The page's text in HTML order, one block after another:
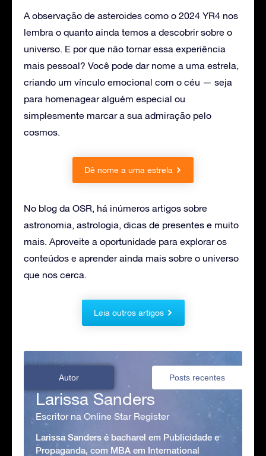
A observação de asteroides como o 2024 YR4 nos
lembra o quanto ainda temos a descobrir sobre o
universo. E por que não tornar essa experiência
mais pessoal? Você pode dar nome a uma estrela,
criando um vínculo emocional com o céu — seja
para homenagear alguém especial ou
simplesmente marcar a sua admiração pelo
cosmos.
Dê nome a uma estrela
No blog da OSR, há inúmeros artigos sobre
astronomia, astrologia, dicas de presentes e muito
mais. Aproveite a oportunidade para explorar os
conteúdos e aprender ainda mais sobre o universo
que nos cerca.
Leia outros artigos
Autor Posts recentes
Larissa Sanders
Escritor na Online Star Register
Larissa Sanders é bacharel em Publicidade e
Propaganda, com MBA em International